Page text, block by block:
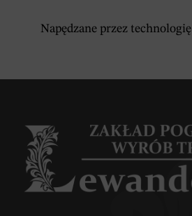
Napędzane przez technologię